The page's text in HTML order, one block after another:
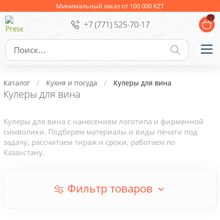
Минимальный заказ от 100 000 KZT
+7 (771) 525-70-17
-
Ежедневники Новогодние подарки
Сувениры к праздникам Упаковка
Личные аксессуары
Деловые подарки
Каталог Кухня и посуда Кулеры для вина
Кулеры для вина
Кулеры для вина с нанесением логотипа и фирменной
символики. Подберем материалы и виды печати под
задачу, рассчитаем тираж и сроки, работаем по
Казахстану.
Фильтр товаров